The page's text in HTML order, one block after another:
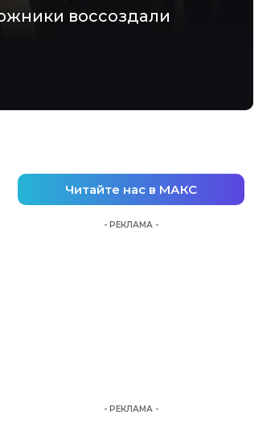
воссоздали
Читайте нас в МАКС
- РЕКЛАМА -
- РЕКЛАМА -